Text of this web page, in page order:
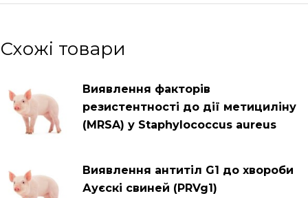
Схожі товари
Виявлення факторів
резистентності до дії метициліну
(MRSA) у Staphylococcus aureus
Виявлення антитіл G1 до хвороби
Ауєскі свиней (PRVg1)